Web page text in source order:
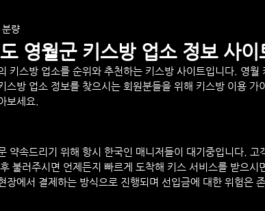
영월군 키스방 업소 정보 사이
분량
키스방 업소를 순위와 추천하는 키스방 사이트입니다. 영월
스방 업소 정보를 찾으시는 회원분들을 위해 키스방 이용 가
보세요.
약속드리기 위해 항시 한국인 매니저들이 대기중입니다. 고
불러주시면 언제든지 빠르게 도착해 키스 서비스를 받으시
장에서 결제하는 방식으로 진행되며 선입금에 대한 위험은